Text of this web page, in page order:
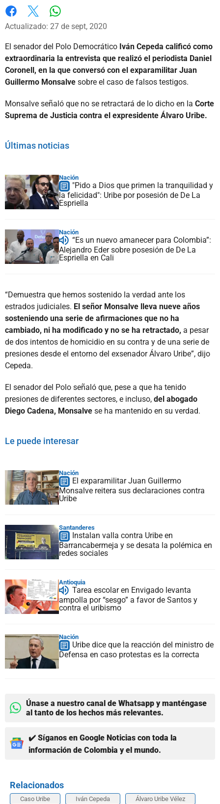
Facebook
X
Actualizado: 27 de sept, 2020
El senador del Polo Democrático Iván Cepeda calificó como
extraordinaria la entrevista que realizó el periodista Daniel
Coronell, en la que conversó con el exparamilitar Juan
Guillermo Monsalve sobre el caso de falsos testigos.
Monsalve señaló que no se retractará de lo dicho en la Corte
Suprema de Justicia contra el expresidente Álvaro Uribe.
Últimas noticias
Nación
"Pido a Dios que primen la tranquilidad y
la felicidad": Uribe por posesión de De La
Espriella
Nación
“Es un nuevo amanecer para Colombia”:
Alejandro Eder sobre posesión de De La
Espriella en Cali
“Demuestra que hemos sostenido la verdad ante los
estrados judiciales. El señor Monsalve lleva nueve años
sosteniendo una serie de afirmaciones que no ha
cambiado, ni ha modificado y no se ha retractado, a pesar
de dos intentos de homicidio en su contra y de una serie de
presiones desde el entorno del exsenador Álvaro Uribe”, dijo
Cepeda.
El senador del Polo señaló que, pese a que ha tenido
presiones de diferentes sectores, e incluso, del abogado
Diego Cadena, Monsalve se ha mantenido en su verdad.
Le puede interesar
Nación
El exparamilitar Juan Guillermo
Monsalve reitera sus declaraciones contra
Uribe
Santanderes
Instalan valla contra Uribe en
Barrancabermeja y se desata la polémica en
redes sociales
Antioquia
Tarea escolar en Envigado levanta
ampolla por “sesgo” a favor de Santos y
contra el uribismo
Nación
Uribe dice que la reacción del ministro de
Defensa en caso protestas es la correcta
Únase a nuestro canal de Whatsapp y manténgase
al tanto de los hechos más relevantes.
✔️ Síganos en Google Noticias con toda la
información de Colombia y el mundo.
Relacionados
Caso Uribe Iván Cepeda Álvaro Uribe Vélez